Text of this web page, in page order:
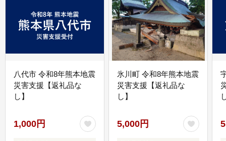
八代市 令和8年熊本地震
災害支援【返礼品な
し】
1,000円
氷川町 令和8年熊本地震
災害支援【返礼品な
し】
5,000円